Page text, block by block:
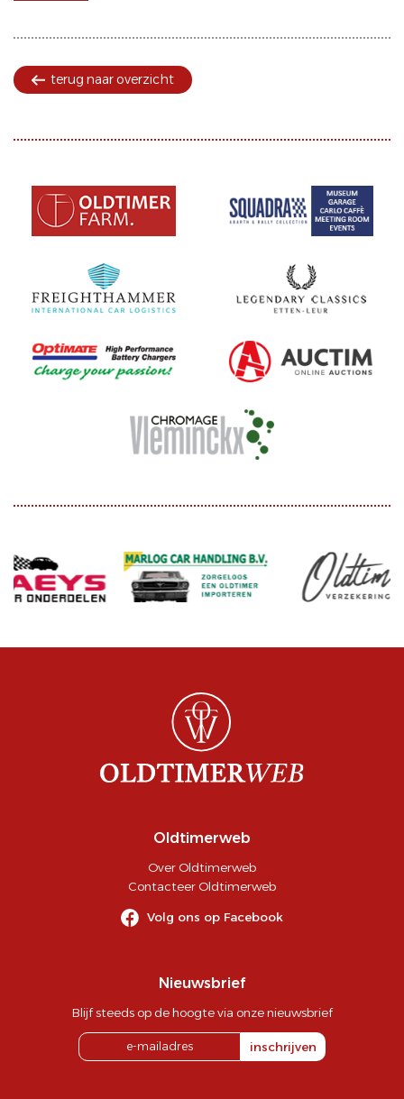
terug naar overzicht
Oldtimerweb
Over Oldtimerweb
Contacteer Oldtimerweb
Volg ons op Facebook
Nieuwsbrief
Blijf steeds op de hoogte via onze nieuwsbrief
inschrijven